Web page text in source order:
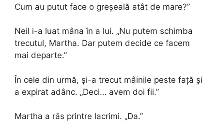
Cum au putut face o greșeală atât de mare?”
Neil i-a luat mâna în a lui. „Nu putem schimba
trecutul, Martha. Dar putem decide ce facem
mai departe.”
În cele din urmă, și-a trecut mâinile peste față și
a expirat adânc. „Deci… avem doi fii.”
Martha a râs printre lacrimi. „Da.”